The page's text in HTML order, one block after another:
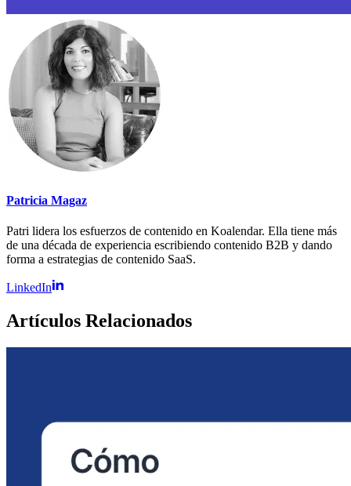
Patricia Magaz
Patri lidera los esfuerzos de contenido en Koalendar. Ella tiene más
de una década de experiencia escribiendo contenido B2B y dando
forma a estrategias de contenido SaaS.
LinkedIn
Artículos Relacionados